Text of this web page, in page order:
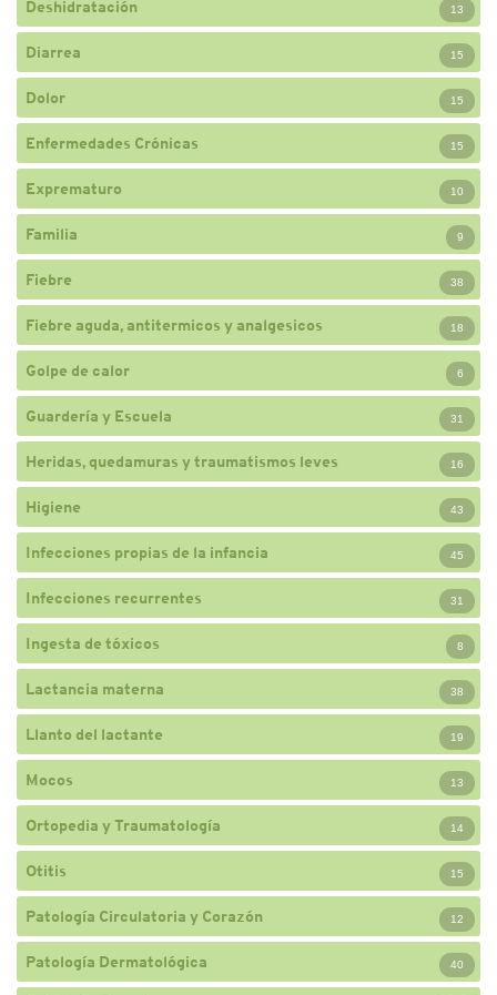
Deshidratación 13
Diarrea 15
Dolor 15
Enfermedades Crónicas 15
Exprematuro 10
Familia 9
Fiebre 38
Fiebre aguda, antitermicos y analgesicos 18
Golpe de calor 6
Guardería y Escuela 31
Heridas, quedamuras y traumatismos leves 16
Higiene 43
Infecciones propias de la infancia 45
Infecciones recurrentes 31
Ingesta de tóxicos 8
Lactancia materna 38
Llanto del lactante 19
Mocos 13
Ortopedia y Traumatología 14
Otitis 15
Patología Circulatoria y Corazón 12
Patología Dermatológica 40